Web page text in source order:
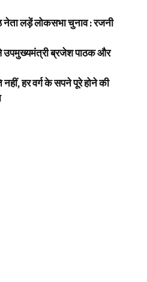
नेता लड़ें लोकसभा चुनाव : रजनी
उपमुख्यमंत्री ब्रजेश पाठक और
हर वर्ग के सपने पूरे होने की